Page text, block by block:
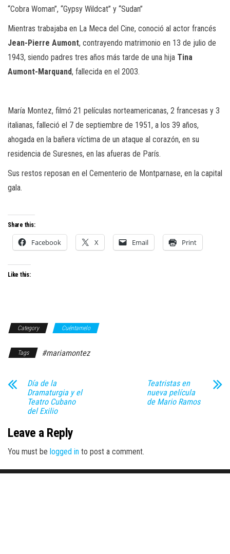
“Cobra Woman”, “Gypsy Wildcat” y “Sudan”
Mientras trabajaba en La Meca del Cine, conoció al actor francés
Jean-Pierre Aumont, contrayendo matrimonio en 13 de julio de
1943, siendo padres tres años más tarde de una hija Tina
Aumont-Marquand, fallecida en el 2003.
María Montez, filmó 21 películas norteamericanas, 2 francesas y 3
italianas, falleció el 7 de septiembre de 1951, a los 39 años,
ahogada en la bañera víctima de un ataque al corazón, en su
residencia de Suresnes, en las afueras de París.
Sus restos reposan en el Cementerio de Montparnase, en la capital
gala.
Share this:
Facebook X Email Print
Like this:
Category Cuéntamelo
Tags #mariamontez
Día de la
Dramaturgia y el
Teatro Cubano
del Exilio
Teatristas en
nueva película
de Mario Ramos
Leave a Reply
You must be logged in to post a comment.